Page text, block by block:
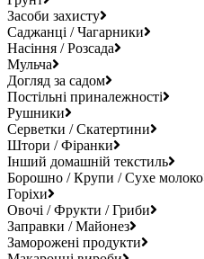
Засоби захисту
Саджанці / Чагарники
Насіння / Розсада
Мульча
Догляд за садом
Постільні приналежності
Рушники
Серветки / Скатертини
Штори / Фіранки
Інший домашній текстиль
Борошно / Крупи / Сухе молоко
Горіхи
Овочі / Фрукти / Гриби
Заправки / Майонез
Заморожені продукти